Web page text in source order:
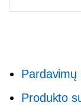
Pardavimų
Produkto